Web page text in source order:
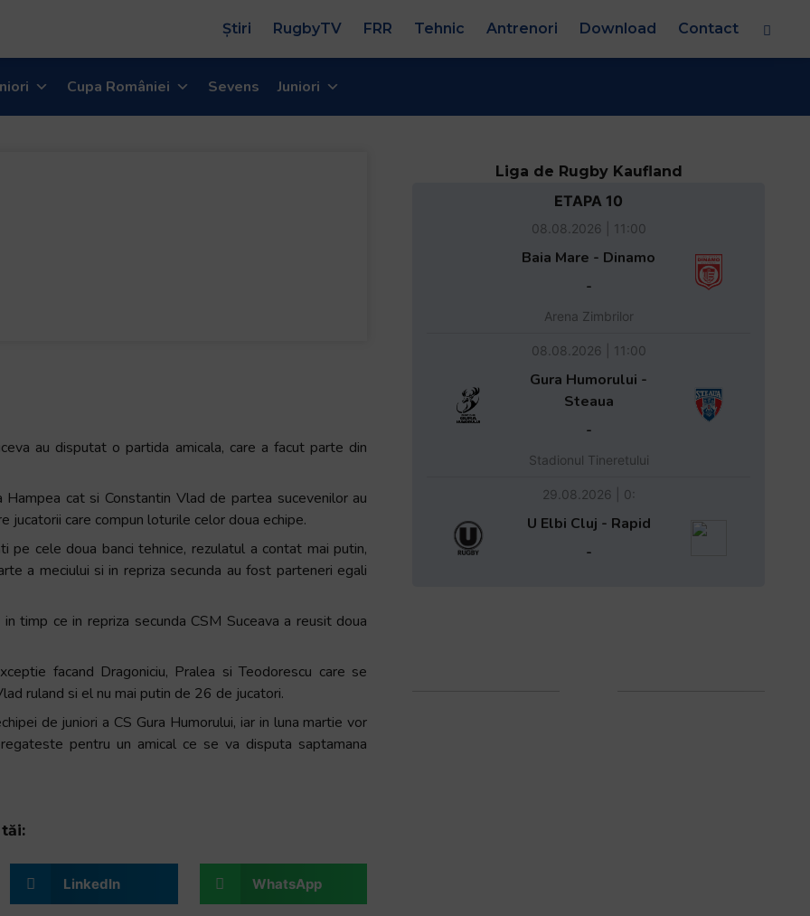
Știri RugbyTV FRR Tehnic Antrenori Download Contact
Cupa României Sevens Juniori
au disputat o partida amicala, care a facut parte din
cat si Constantin Vlad de partea sucevenilor au
care compun loturile celor doua echipe.
cele doua banci tehnice, rezulatul a contat mai putin,
a meciului si in repriza secunda au fost parteneri egali
timp ce in repriza secunda CSM Suceava a reusit doua
facand Dragoniciu, Pralea si Teodorescu care se
ruland si el nu mai putin de 26 de jucatori.
de juniori a CS Gura Humorului, iar in luna martie vor
pentru un amical ce se va disputa saptamana
LinkedIn WhatsApp
Liga de Rugby Kaufland
ETAPA 10
08.08.2026 | 11:00
Baia Mare - Dinamo
-
Arena Zimbrilor
08.08.2026 | 11:00
Gura Humorului -
Steaua
-
Stadionul Tineretului
29.08.2026 | 0:
U Elbi Cluj - Rapid
-